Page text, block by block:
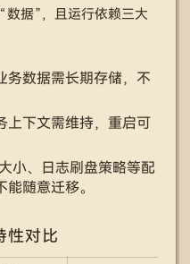
数据”，且运行依赖三大
务数据需长期存储，不
上下文需维持，重启可
小、日志刷盘策略等配
随意迁移。
性对比